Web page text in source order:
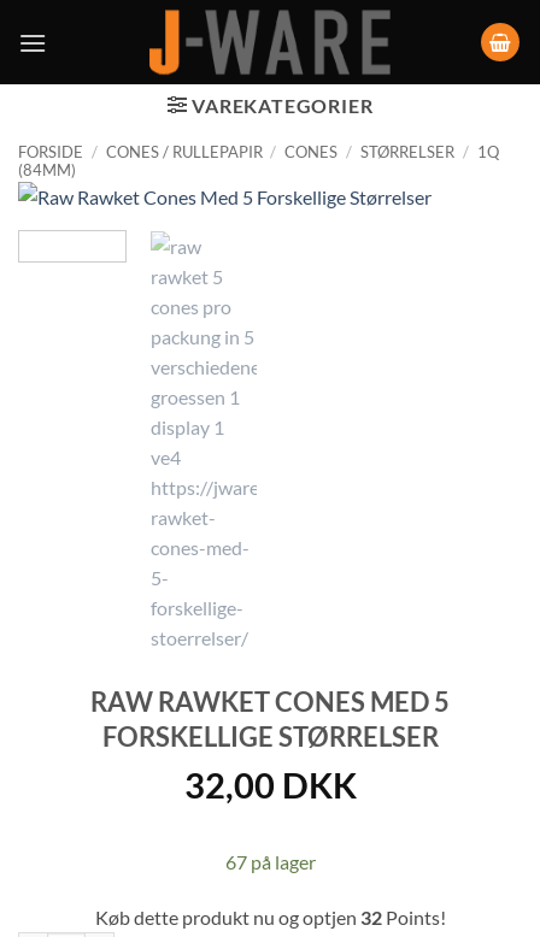
VAREKATEGORIER
FORSIDE / CONES / RULLEPAPIR / CONES / STØRRELSER / 1Q
(84MM)
RAW RAWKET CONES MED 5
FORSKELLIGE STØRRELSER
32,00 DKK
67 på lager
Køb dette produkt nu og optjen 32Points!